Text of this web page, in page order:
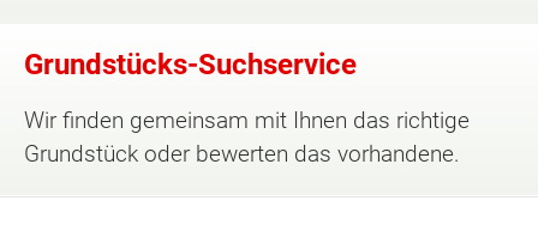
Grundstücks-Suchservice
Wir finden gemeinsam mit Ihnen das richtige
Grundstück oder bewerten das vorhandene.